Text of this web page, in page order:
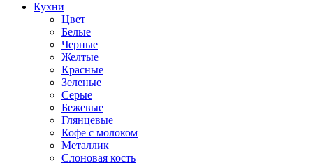
Кухни
Цвет
Белые
Черные
Желтые
Красные
Зеленые
Серые
Бежевые
Глянцевые
Кофе с молоком
Металлик
Слоновая кость